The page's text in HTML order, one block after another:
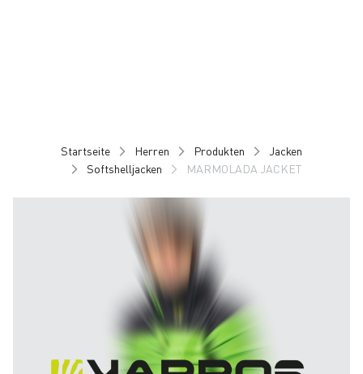
Startseite Herren Produkten
Jacken
Softshelljacken
MARMOLADA JACKET